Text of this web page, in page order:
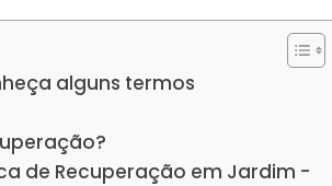
alguns termos
de Recuperação em Jardim -